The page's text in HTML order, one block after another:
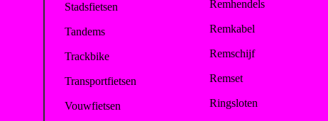
Stadsfietsen
Tandems
Trackbike
Transportfietsen
Vouwfietsen
Remhendels
Remkabel
Remschijf
Remset
Ringsloten